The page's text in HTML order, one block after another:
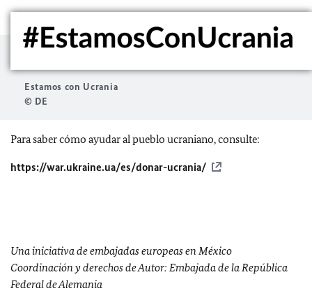
Estamos con Ucrania
© DE
Para saber cómo ayudar al pueblo ucraniano, consulte:
https://war.ukraine.ua/es/donar-ucrania/
Una iniciativa de embajadas europeas en México
Coordinación y derechos de Autor: Embajada de la República
Federal de Alemania